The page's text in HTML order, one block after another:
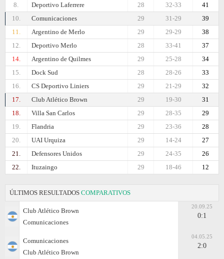
8.
Deportivo Laferrere 41
32-33
28
10.
Comunicaciones 39
31-29
29
11.
Argentino de Merlo 38
29-29
29
12.
Deportivo Merlo 37
33-41
28
14.
Argentino de Quilmes 34
25-28
29
15.
Dock Sud 33
28-26
28
16.
CS Deportivo Liniers 32
21-29
29
17.
Club Atlético Brown 31
19-30
29
18.
Villa San Carlos 29
28-35
29
19.
Flandria 28
23-36
29
20.
UAI Urquiza 27
14-24
29
21.
Defensores Unidos 26
24-35
29
22.
Ituzaingo 12
18-46
29
ÚLTIMOS RESULTADOS COMPARATIVOS
Club Atlético Brown
Comunicaciones
20.09.25
0:1
Comunicaciones
Club Atlético Brown
04.05.25
2:0